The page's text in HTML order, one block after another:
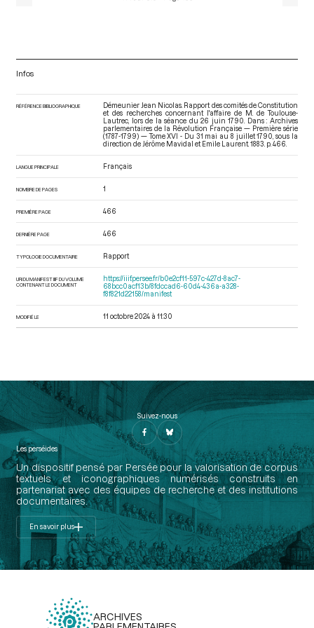
Infos
RÉFÉRENCE BIBLIOGRAPHIQUE
Démeunier Jean Nicolas. Rapport des comités de Constitution
et des recherches concernant l'affaire de M. de Toulouse-
Lautrec, lors de la séance du 26 juin 1790. Dans : Archives
parlementaires de la Révolution Française — Première série
(1787-1799) — Tome XVI - Du 31 mai au 8 juillet 1790 , sous la
direction de Jérôme Mavidal et Emile Laurent. 1883. p. 466.
LANGUE PRINCIPALE Français
NOMBRE DE PAGES 1
PREMIÈRE PAGE 466
DERNIÈRE PAGE 466
TYPOLOGIE DOCUMENTAIRE Rapport
URI DU MANIFEST IIIF DU VOLUME
CONTENANT LE DOCUMENT
https://iiif.persee.fr/b0e2cf11-597c-427d-8ac7-
68bcc0acf13b/8fdccad6-60d4-436a-a328-
f8f821d22158/manifest
MODIFIÉ LE 11 octobre 2024 à 11:30
Suivez-nous
Les perséides
Un dispositif pensé par Persée pour la valorisation de corpus
textuels et iconographiques numérisés construits en
partenariat avec des équipes de recherche et des institutions
documentaires.
En savoir plus
ARCHIVES